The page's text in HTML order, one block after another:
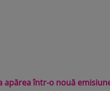
apărea într-o nouă